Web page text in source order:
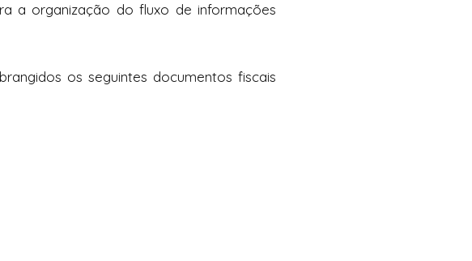
a organização do fluxo de informações
os seguintes documentos fiscais